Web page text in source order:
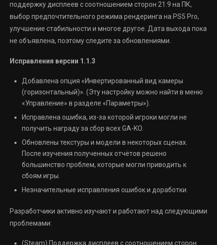
поддержку дисплеев с соотношением сторон 21:9 на ПК,
выбор предпочтительного режима рендеринга на PS5 Pro,
улучшение стабильности и многое другое. Дата выхода пока
не объявлена, поэтому следите за обновлениями.
Исправления версии 1.1.3
Добавлена ​​опция «Инвертированный вид камеры
(горизонтальный)». (Эту настройку можно найти в меню
«Управление» в разделе «Параметры»).
Исправлена ​​ошибка, из-за которой игроки могли не
получить награду за сбор всех GA-KO.
Обновлены текстуры и модели в некоторых сценах.
После изучения полученных отчётов решено
большинство проблем, которые могли приводить к
сбоям игры.
Незначительные исправления ошибок и доработки.
Разработчики активно изучают и работают над следующими
проблемами:
(Steam) Поддержка дисплеев с соотношением сторон